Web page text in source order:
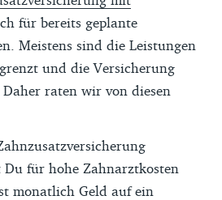
für bereits geplante
Meistens sind die Leistungen
und die Versicherung
raten wir von diesen
Du für hohe Zahnarztkosten
monatlich Geld auf ein